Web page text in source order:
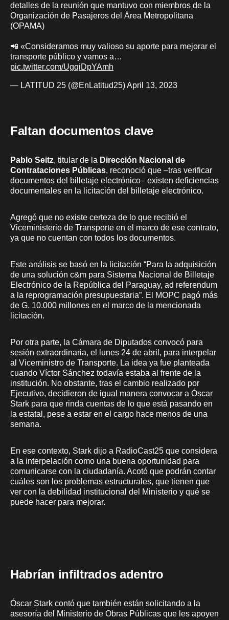
detalles de la reunión que mantuvo con miembros de la
Organización de Pasajeros del Área Metropolitana
(OPAMA)
📲 «Consideramos muy valioso su aporte para mejorar el
transporte público y vamos a…
pic.twitter.com/UgqiDpYAmh
— LATITUD 25 (@EnLatitud25)April 13, 2023
Faltan documentos clave
Pablo Seitz, titular de la Dirección Nacional de
Contrataciones Públicas, reconoció que –tras verificar
documentos del billetaje electrónico– existen deficiencias
documentales en la licitación del billetaje electrónico.
Agregó que no existe certeza de lo que recibió el
Viceministerio de Transporte en el marco de ese contrato,
ya que no cuentan con todos los documentos.
Este análisis se basó en la licitación “Para la adquisición
de una solución c&m para Sistema Nacional de Billetaje
Electrónico de la República del Paraguay, ad referendum
a la reprogramación presupuestaria”. El MOPC pagó más
de G. 10.000 millones en el marco de la mencionada
licitación.
Por otra parte, la Cámara de Diputados convocó para
sesión extraordinaria, el lunes 24 de abril, para interpelar
al Viceministro de Transporte. La idea ya fue planteada
cuando Víctor Sánchez todavía estaba al frente de la
institución. No obstante, tras el cambio realizado por
Ejecutivo, decidieron de igual manera convocar a Óscar
Stark para que rinda cuentas de lo que está pasando en
la estatal, pese a estar en el cargo hace menos de una
semana.
En ese contexto, Stark dijo a RadioCast25 que considera
a la interpelación como una buena oportunidad para
comunicarse con la ciudadanía. Acotó que podrán contar
cuáles son los problemas estructurales, que tienen que
ver con la debilidad institucional del Ministerio y qué se
puede hacer para mejorar.
Habrían infiltrados adentro
Óscar Stark contó que también están solicitando a la
asesoría del Ministerio de Obras Públicas que les apoyen